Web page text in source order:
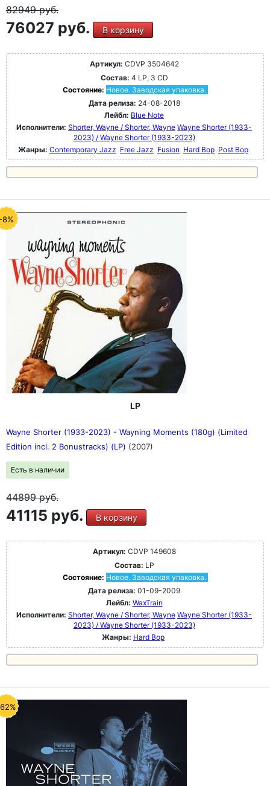
82949руб.
76027 руб. В корзину
Артикул: CDVP 3504642
Состав: 4 LP, 3 CD
Состояние: Новое. Заводская упаковка.
Дата релиза: 24-08-2018
Лейбл: Blue Note
Исполнители: Shorter, Wayne / Shorter, Wayne Wayne Shorter (1933-
2023) / Wayne Shorter (1933-2023)
Жанры: Contemporary Jazz Free Jazz Fusion Hard Bop Post Bop
8%
LP
Wayne Shorter (1933-2023) - Wayning Moments (180g) (Limited
Edition incl. 2 Bonustracks) (LP) (2007)
Есть в наличии
44899руб.
41115 руб. В корзину
Артикул: CDVP 149608
Состав: LP
Состояние: Новое. Заводская упаковка.
Дата релиза: 01-09-2009
Лейбл: WaxTrain
Исполнители: Shorter, Wayne / Shorter, Wayne Wayne Shorter (1933-
2023) / Wayne Shorter (1933-2023)
Жанры: Hard Bop